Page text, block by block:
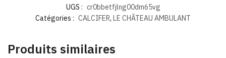
UGS : cr0bbetfjlng00dm65vg
Catégories : CALCIFER, LE CHÂTEAU AMBULANT
Produits similaires